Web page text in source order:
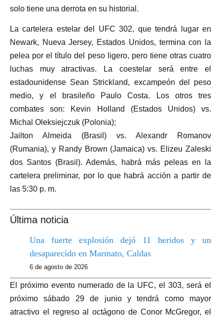
solo tiene una derrota en su historial.
La cartelera estelar del UFC 302, que tendrá lugar en
Newark, Nueva Jersey, Estados Unidos, termina con la
pelea por el título del peso ligero, pero tiene otras cuatro
luchas muy atractivas. La coestelar será entre el
estadounidense Sean Strickland, excampeón del peso
medio, y el brasileño Paulo Costa. Los otros tres
combates son: Kevin Holland (Estados Unidos) vs.
Michal Oleksiejczuk (Polonia);
Jailton Almeida (Brasil) vs. Alexandr Romanov
(Rumania), y Randy Brown (Jamaica) vs. Elizeu Zaleski
dos Santos (Brasil). Además, habrá más peleas en la
cartelera preliminar, por lo que habrá acción a partir de
las 5:30 p. m.
Última noticia
Una fuerte explosión dejó 11 heridos y un
desaparecido en Marmato, Caldas
6 de agosto de 2026
El próximo evento numerado de la UFC, el 303, será el
próximo sábado 29 de junio y tendrá como mayor
atractivo el regreso al octágono de Conor McGregor, el